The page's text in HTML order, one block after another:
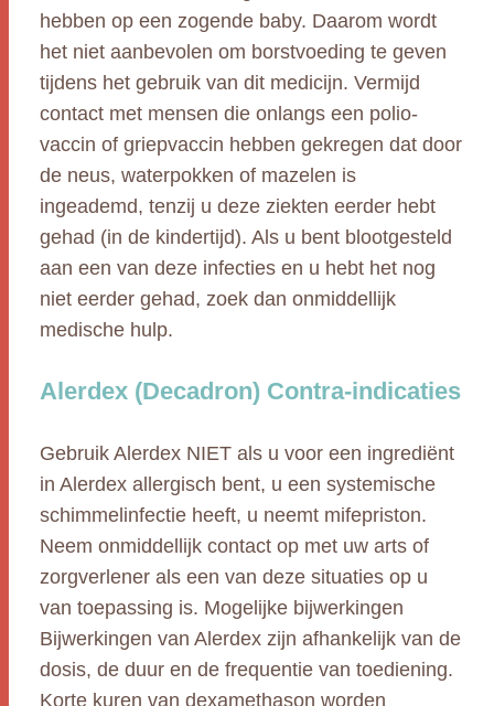
hebben op een zogende baby. Daarom wordt
het niet aanbevolen om borstvoeding te geven
tijdens het gebruik van dit medicijn. Vermijd
contact met mensen die onlangs een polio-
vaccin of griepvaccin hebben gekregen dat door
de neus, waterpokken of mazelen is
ingeademd, tenzij u deze ziekten eerder hebt
gehad (in de kindertijd). Als u bent blootgesteld
aan een van deze infecties en u hebt het nog
niet eerder gehad, zoek dan onmiddellijk
medische hulp.
Alerdex (Decadron) Contra-indicaties
Gebruik Alerdex NIET als u voor een ingrediënt
in Alerdex allergisch bent, u een systemische
schimmelinfectie heeft, u neemt mifepriston.
Neem onmiddellijk contact op met uw arts of
zorgverlener als een van deze situaties op u
van toepassing is. Mogelijke bijwerkingen
Bijwerkingen van Alerdex zijn afhankelijk van de
dosis, de duur en de frequentie van toediening.
Korte kuren van dexamethason worden